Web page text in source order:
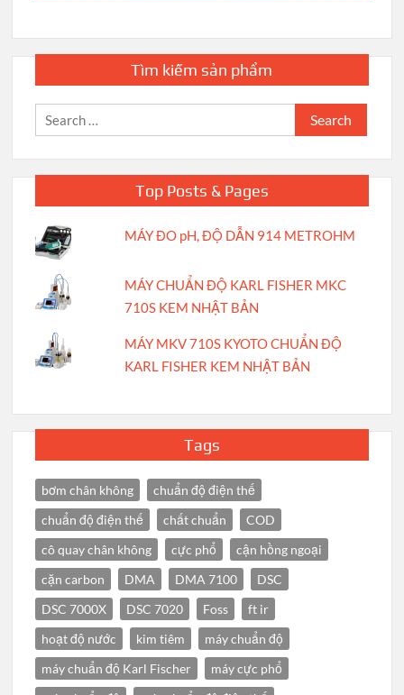
Tìm kiếm sản phẩm
Search
for:
Top Posts & Pages
MÁY ĐO pH, ĐỘ DẪN 914 METROHM
MÁY CHUẨN ĐỘ KARL FISHER MKC
710S KEM NHẬT BẢN
MÁY MKV 710S KYOTO CHUẨN ĐỘ
KARL FISHER KEM NHẬT BẢN
Tags
bơm chân không
chuẩn độ điện thế
chuẩn độ điện thế
chất chuẩn
COD
cô quay chân không
cực phổ
cận hồng ngoại
cặn carbon
DMA DMA 7100
DSC
DSC 7000X
DSC 7020 Foss
ft ir
hoạt độ nước
kim tiêm
máy chuẩn độ
máy chuẩn độ Karl Fischer
máy cực phổ